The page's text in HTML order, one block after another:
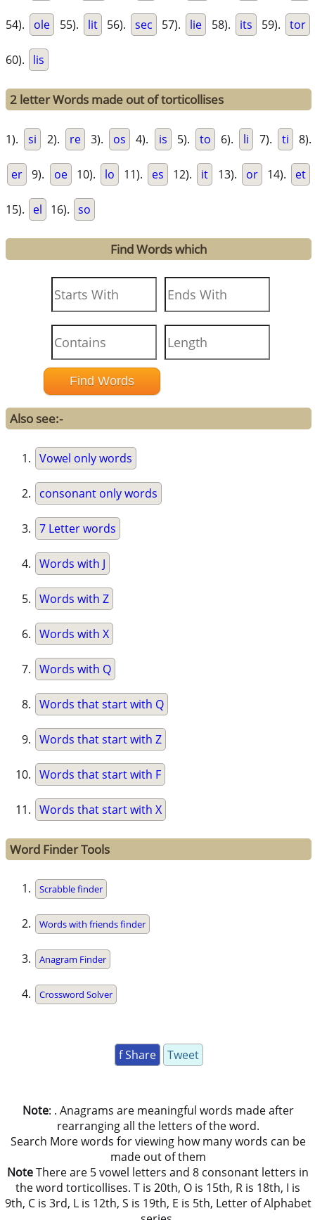
54). ole 55). lit 56). sec 57). lie 58). its 59). tor
60). lis
2 letter Words made out of torticollises
1). si 2). re 3). os 4). is 5). to 6). li 7). ti 8).
er 9). oe 10). lo 11). es 12). it 13). or 14). et
15). el 16). so
Find Words which
Also see:-
Vowel only words
consonant only words
7 Letter words
Words with J
Words with Z
Words with X
Words with Q
Words that start with Q
Words that start with Z
Words that start with F
Words that start with X
Word Finder Tools
Scrabble finder
Words with friends finder
Anagram Finder
Crossword Solver
f Share Tweet
Note: . Anagrams are meaningful words made after
rearranging all the letters of the word.
Search More words for viewing how many words can be
made out of them
NoteThere are 5 vowel letters and 8 consonant letters in
the word torticollises. T is 20th, O is 15th, R is 18th, I is
9th, C is 3rd, L is 12th, S is 19th, E is 5th, Letter of Alphabet